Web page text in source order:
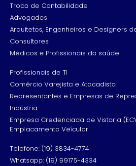
Troca de Contabilidade
Advogados
Arquitetos, Engenheiros e Designers
Consultores
Médicos e Profissionais da saúde
Profissionais de TI
Comércio Varejista e Atacadista
Representantes e Empresas de
Indústria
Empresa Credenciada de Vistoria
Emplacamento Veícular
Telefone: (19) 3834-4774
Whatsapp: (19) 99175-4334